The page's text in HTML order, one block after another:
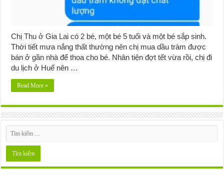
Chị Thu ở Gia Lai có 2 bé, một bé 5 tuổi và một bé sắp sinh.
Thời tiết mưa nắng thất thường nên chị mua dầu tràm được
bán ở gần nhà để thoa cho bé. Nhân tiện đợt tết vừa rồi, chị đi
du lịch ở Huế nên …
Read More »